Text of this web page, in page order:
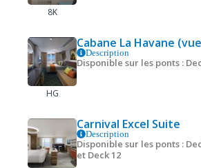
8K
HG
Cabane La Havane
Description
Disponible sur les ponts :
Carnival Excel Suite
Description
Disponible sur les ponts :
et Deck 12